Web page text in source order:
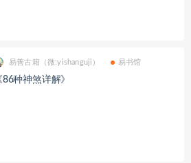
易善古籍（微:yishanguji） 易书馆
86种神煞详解》